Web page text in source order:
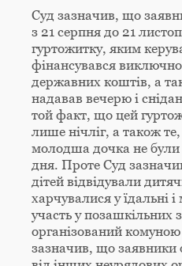
Суд зазначив, що
з 21 серпня до 21
гуртожитку, яким
фінансувався
державних коштів, а
надавав вечерю і
той факт, що цей
лише нічліг, а також
молодша дочка не були
дня. Проте Суд
дітей відвідували
харчувалися у їдальні
участь у позашкільних
організований
зазначив, що заявники